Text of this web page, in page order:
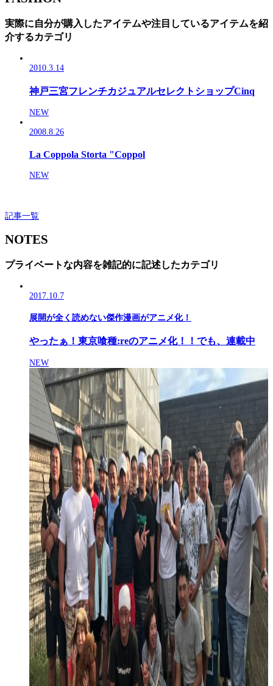
実際に自分が購入したアイテムや注目しているアイテムを紹
介するカテゴリ
2010.3.14
神戸三宮フレンチカジュアルセレクトショップCinq
NEW
2008.8.26
La Coppola Storta "Coppol
NEW
記事一覧
NOTES
プライベートな内容を雑記的に記述したカテゴリ
2017.10.7
展開が全く読めない傑作漫画がアニメ化！
やったぁ！東京喰種:reのアニメ化！！でも、連載中
NEW